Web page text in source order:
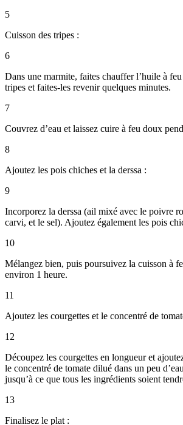
5
Cuisson des tripes :
6
Dans une marmite, faites chauffer l’huile à
tripes et faites-les revenir quelques minutes.
7
Couvrez d’eau et laissez cuire à feu doux
8
Ajoutez les pois chiches et la derssa :
9
Incorporez la derssa (ail mixé avec le poivre
carvi, et le sel). Ajoutez également les pois
10
Mélangez bien, puis poursuivez la cuisson à
environ 1 heure.
11
Ajoutez les courgettes et le concentré de
12
Découpez les courgettes en longueur et
le concentré de tomate dilué dans un peu
jusqu’à ce que tous les ingrédients soient
13
Finalisez le plat :